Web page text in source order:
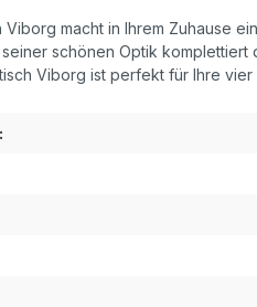
macht in Ihrem Zuhause
schönen Optik
Viborg ist perfekt für Ihre